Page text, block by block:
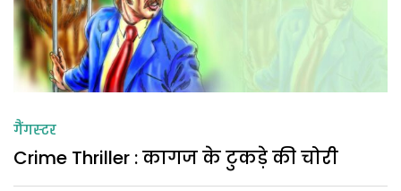
गैंगस्टर
Crime Thriller : कागज के टुकड़े की चोरी